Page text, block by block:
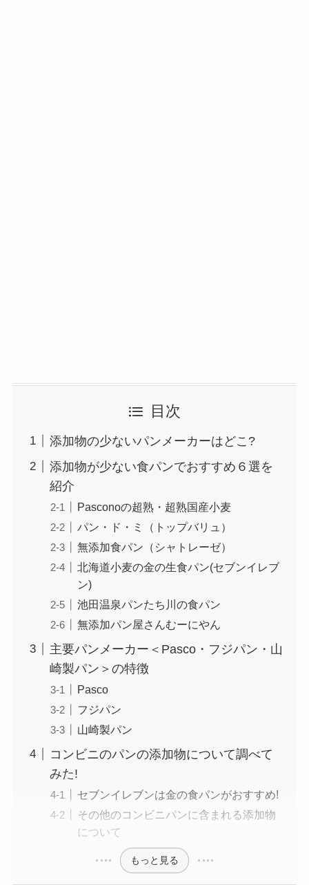
目次
添加物の少ないパンメーカーはどこ?
添加物が少ない食パンでおすすめ６選を
紹介
Pasconoの超熟・超熟国産小麦
パン・ド・ミ（トップバリュ）
無添加食パン（シャトレーゼ）
北海道小麦の金の生食パン(セブンイレブ
ン)
池田温泉パンたち川の食パン
無添加パン屋さんむーにやん
主要パンメーカー＜Pasco・フジパン・山
崎製パン＞の特徴
Pasco
フジパン
山崎製パン
コンビニのパンの添加物について調べて
みた!
セブンイレブンは金の食パンがおすすめ!
その他のコンビニパンに含まれる添加物
について
もっと見る